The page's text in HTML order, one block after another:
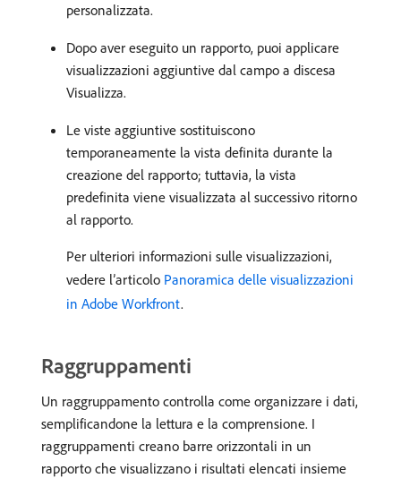
personalizzata.
Dopo aver eseguito un rapporto, puoi applicare
visualizzazioni aggiuntive dal campo a discesa
Visualizza.
Le viste aggiuntive sostituiscono
temporaneamente la vista definita durante la
creazione del rapporto; tuttavia, la vista
predefinita viene visualizzata al successivo ritorno
al rapporto.
Per ulteriori informazioni sulle visualizzazioni,
vedere l’articolo Panoramica delle visualizzazioni
in Adobe Workfront.
Raggruppamenti
Un raggruppamento controlla come organizzare i dati,
semplificandone la lettura e la comprensione. I
raggruppamenti creano barre orizzontali in un
rapporto che visualizzano i risultati elencati insieme